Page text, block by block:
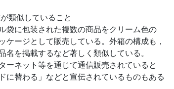
類似していること
袋に包装された複数の商品をクリーム色の
ケージとして販売している。外箱の構成も，
を掲載するなど著しく類似している。
ーネット等を通じて通信販売されていると
に替わる」などと宣伝されているものもある